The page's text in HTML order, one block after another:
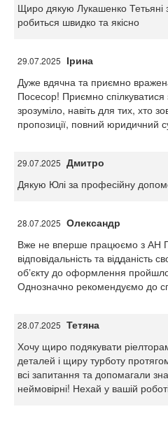
Щиро дякую Лукашенко Тетьяні
робиться швидко та якісно
29.07.2025 Ірина
Дуже вдячна та приємно
Посесор! Приємно спілкуватися
зрозуміло, навіть для тих, хто
пропозиції, повний юридичний
29.07.2025 Дмитро
Дякую Юлі за професійну
28.07.2025 Олександр
Вже не вперше працюємо з АН
відповідальність та
обʼєкту до оформлення пройшло
Однозначно рекомендуємо до
28.07.2025 Тетяна
Хочу щиро подякувати
деталей і щиру турботу
всі запитання та допомагали
неймовірні! Нехай у вашій